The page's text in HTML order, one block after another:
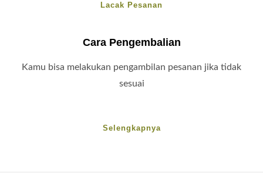
Lacak Pesanan
Cara Pengembalian
Kamu bisa melakukan pengambilan pesanan jika tidak
sesuai
Selengkapnya